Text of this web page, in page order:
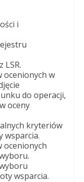
i
LSR.
ocenionych w
do operacji,
oceny
kryteriów
wsparcia.
ocenionych
wsparcia.